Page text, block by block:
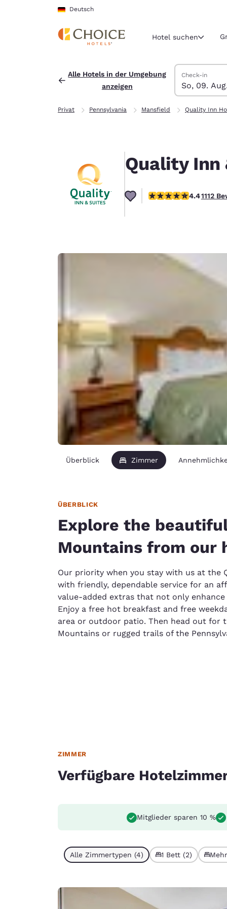
Weiter Zu Hauptinhalt
Deutsch
Aktuelle
Deutsch
United
English
América
Ireland
English
United
Hotel suchen
Alle Hotels in der Umgebung
anzeigen
Hotels suchen
Sonntag, 9.
Check-in
So, 09.
Montag, 10.
Montag, 10.
Sonntag, 9.
Privat Pennsylvania Mansfield Quality Inn
Quality Inn
4.42-Sterne-4.41112
Überblick Zimmer
ÜBERBLICK
Explore the
Mountains from our
Our priority when you stay with us at the
with friendly, dependable service for an
value-added extras that not only
Enjoy a free hot breakfast and free
area or outdoor patio. Then head out for
Mountains or rugged trails of the
ZIMMER
Verfügbare
Mitglieder sparen 10 %
Alle Zimmertypen (4) 1 Bett (2)